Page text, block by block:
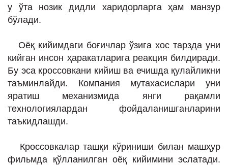
у ўта нозик дидли харидорларга ҳам манзур
бўлади.
Оёқ кийимдаги боғичлар ўзига хос тарзда уни
кийган инсон ҳаракатларига реакция билдиради.
Бу эса кроссовкани кийиш ва ечишда қулайликни
таъминлайди. Компания мутахасислари уни
яратиш механизмида янги рақамли
технологиялардан фойдаланишганларини
таъкидлашди.
Кроссовкалар ташқи кўриниши билан машҳур
фильмда қўлланилган оёқ кийимини эслатади.